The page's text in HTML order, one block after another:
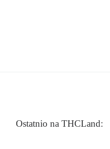
Ostatnio na THCLand: